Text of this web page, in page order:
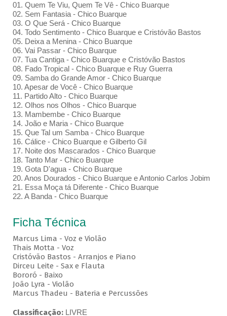
01. Quem Te Viu, Quem Te Vê - Chico Buarque
02. Sem Fantasia - Chico Buarque
03. O Que Será - Chico Buarque
04. Todo Sentimento - Chico Buarque e Cristóvão Bastos
05. Deixa a Menina - Chico Buarque
06. Vai Passar - Chico Buarque
07. Tua Cantiga - Chico Buarque e Cristóvão Bastos
08. Fado Tropical - Chico Buarque e Ruy Guerra
09. Samba do Grande Amor - Chico Buarque
10. Apesar de Você - Chico Buarque
11. Partido Alto - Chico Buarque
12. Olhos nos Olhos - Chico Buarque
13. Mambembe - Chico Buarque
14. João e Maria - Chico Buarque
15. Que Tal um Samba - Chico Buarque
16. Cálice - Chico Buarque e Gilberto Gil
17. Noite dos Mascarados - Chico Buarque
18. Tanto Mar - Chico Buarque
19. Gota D'agua - Chico Buarque
20. Anos Dourados - Chico Buarque e Antonio Carlos Jobim
21. Essa Moça tá Diferente - Chico Buarque
22. A Banda - Chico Buarque
Ficha Técnica
Marcus Lima - Voz e Violão
Thais Motta - Voz
Cristóvão Bastos - Arranjos e Piano
Dirceu Leite - Sax e Flauta
Bororó - Baixo
João Lyra - Violão
Marcus Thadeu - Bateria e Percussões
Classificação: LIVRE